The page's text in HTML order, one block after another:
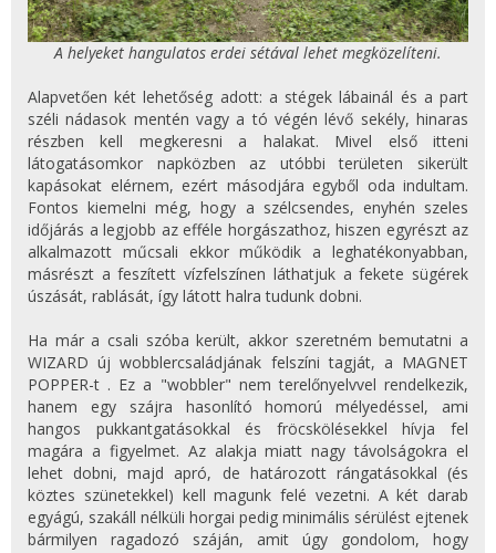
A helyeket hangulatos erdei sétával lehet megközelíteni.
Alapvetően két lehetőség adott: a stégek lábainál és a part
széli nádasok mentén vagy a tó végén lévő sekély, hinaras
részben kell megkeresni a halakat. Mivel első itteni
látogatásomkor napközben az utóbbi területen sikerült
kapásokat elérnem, ezért másodjára egyből oda indultam.
Fontos kiemelni még, hogy a szélcsendes, enyhén szeles
időjárás a legjobb az efféle horgászathoz, hiszen egyrészt az
alkalmazott műcsali ekkor működik a leghatékonyabban,
másrészt a feszített vízfelszínen láthatjuk a fekete sügérek
úszását, rablását, így látott halra tudunk dobni.
Ha már a csali szóba került, akkor szeretném bemutatni a
WIZARD új wobblercsaládjának felszíni tagját, a MAGNET
POPPER-t . Ez a "wobbler" nem terelőnyelvvel rendelkezik,
hanem egy szájra hasonlító homorú mélyedéssel, ami
hangos pukkantgatásokkal és fröcskölésekkel hívja fel
magára a figyelmet. Az alakja miatt nagy távolságokra el
lehet dobni, majd apró, de határozott rángatásokkal (és
köztes szünetekkel) kell magunk felé vezetni. A két darab
egyágú, szakáll nélküli horgai pedig minimális sérülést ejtenek
bármilyen ragadozó száján, amit úgy gondolom, hogy